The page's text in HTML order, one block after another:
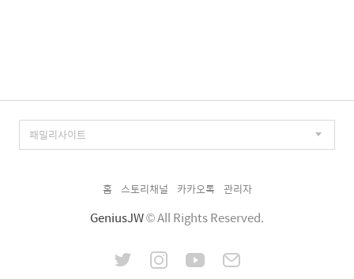
홈 스토리채널 카카오톡 관리자
GeniusJW© All Rights Reserved.